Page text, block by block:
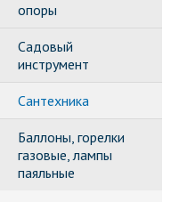
опоры
Садовый
инструмент
Сантехника
Баллоны, горелки
газовые, лампы
паяльные